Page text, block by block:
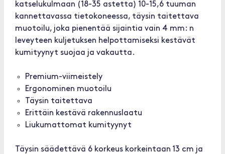
katselukulmaan (18-35 astetta) 10-15,6 tuuman
kannettavassa tietokoneessa, täysin taitettava
muotoilu, joka pienentää sijaintia vain 4 mm: n
leveyteen kuljetuksen helpottamiseksi kestävät
kumityynyt suojaa ja vakautta.
Premium-viimeistely
Ergonominen muotoilu
Täysin taitettava
Erittäin kestävä rakennuslaatu
Liukumattomat kumityynyt
Täysin säädettävä 6 korkeus korkeintaan 13 cm ja